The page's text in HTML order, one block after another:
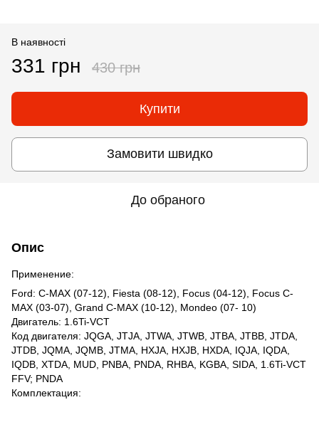
В наявності
331 грн 430 грн
Купити
Замовити швидко
До обраного
Опис
Применение:
Ford: C-MAX (07-12), Fiesta (08-12), Focus (04-12), Focus C-
MAX (03-07), Grand C-MAX (10-12), Mondeo (07- 10)
Двигатель: 1.6Ti-VCT
Код двигателя: JQGA, JTJA, JTWA, JTWB, JTBA, JTBB, JTDA,
JTDB, JQMA, JQMB, JTMA, HXJA, HXJB, HXDA, IQJA, IQDA,
IQDB, XTDA, MUD, PNBA, PNDA, RHBA, KGBA, SIDA, 1.6Ti-VCT
FFV; PNDA
Комплектация: